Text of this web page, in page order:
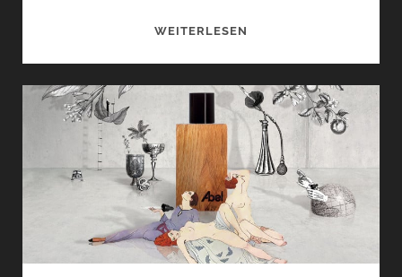
WEITERLESEN
BERÜHMTHEIT
AUF
VIER
HUFEN